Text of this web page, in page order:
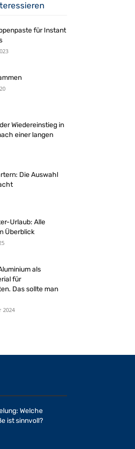
für Instant
Wiedereinstieg in
einer langen
Die Auswahl
Urlaub: Alle
Überblick
als
für
Das sollte man
2024
Welche
ist sinnvoll?